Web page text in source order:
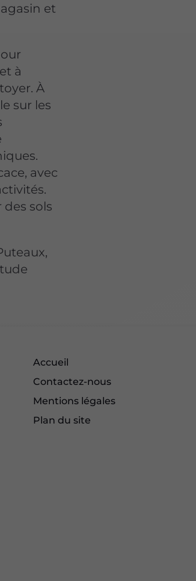
et
à
À
sur les
avec
sols
Accueil
Contactez-nous
Mentions légales
Plan du site